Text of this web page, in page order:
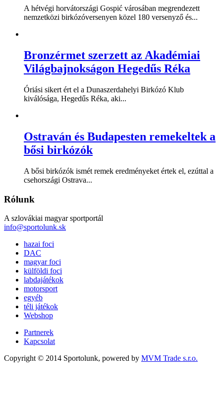
A hétvégi horvátországi Gospić városában megrendezett
nemzetközi birkózóversenyen közel 180 versenyző és...
Bronzérmet szerzett az Akadémiai
Világbajnokságon Hegedűs Réka
Óriási sikert ért el a Dunaszerdahelyi Birkózó Klub
kiválósága, Hegedűs Réka, aki...
Ostraván és Budapesten remekeltek a
bősi birkózók
A bősi birkózók ismét remek eredményeket értek el, ezúttal a
csehországi Ostrava...
Rólunk
A szlovákiai magyar sportportál
info@sportolunk.sk
hazai foci
DAC
magyar foci
külföldi foci
labdajátékok
motorsport
egyéb
téli játékok
Webshop
Partnerek
Kapcsolat
Copyright © 2014 Sportolunk, powered by MVM Trade s.r.o.